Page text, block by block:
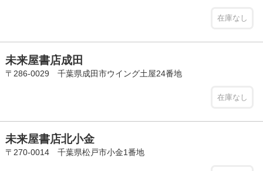
在庫なし
未来屋書店成田
〒286-0029 千葉県成田市ウイング土屋24番地
在庫なし
未来屋書店北小金
〒270-0014 千葉県松戸市小金1番地